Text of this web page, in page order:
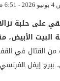
على حلبة
الأبيض،
ببرج إيفل